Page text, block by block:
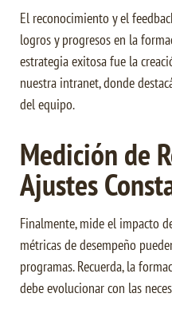
El reconocimiento y el
logros y progresos en la
estrategia exitosa fue la
nuestra intranet, donde
del equipo.
Medición de
Ajustes
Finalmente, mide el impacto
métricas de desempeño
programas. Recuerda, la
debe evolucionar con las